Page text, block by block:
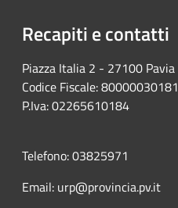
Recapiti e contatti
Piazza Italia 2 - 27100 Pavia
Codice Fiscale: 80000030181
P.Iva: 02265610184
Telefono: 03825971
Email: urp@provincia.pv.it